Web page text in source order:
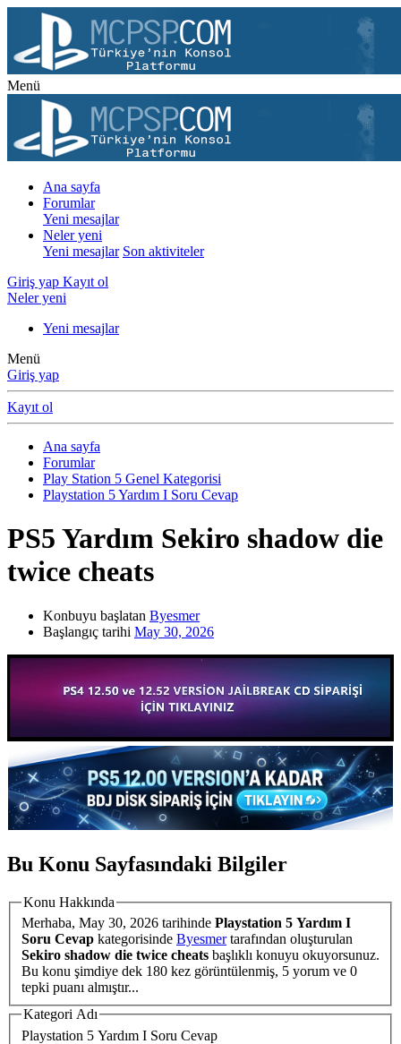
Menü
Ana sayfa
Forumlar
Yeni mesajlar
Neler yeni
Yeni mesajlar Son aktiviteler
Giriş yap Kayıt ol
Neler yeni
Yeni mesajlar
Menü
Giriş yap
Kayıt ol
Ana sayfa
Forumlar
Play Station 5 Genel Kategorisi
Playstation 5 Yardım I Soru Cevap
PS5 Yardım Sekiro shadow die
twice cheats
Konbuyu başlatan Byesmer
Başlangıç tarihi May 30, 2026
Bu Konu Sayfasındaki Bilgiler
Konu Hakkında
Merhaba, May 30, 2026 tarihinde Playstation 5 Yardım I
Soru Cevap kategorisinde Byesmer
tarafından oluşturulan
Sekiro shadow die twice cheats başlıklı konuyu okuyorsunuz.
Bu konu şimdiye dek 180 kez görüntülenmiş, 5 yorum ve 0
tepki puanı almıştır...
Kategori Adı
Playstation 5 Yardım I Soru Cevap